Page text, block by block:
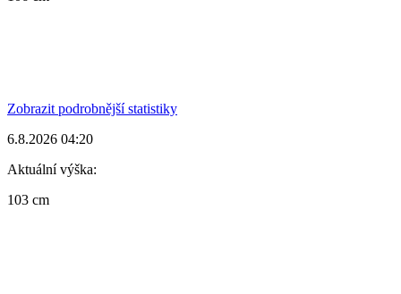
Zobrazit podrobnější statistiky
6.8.2026 04:20
Aktuální výška:
103 cm